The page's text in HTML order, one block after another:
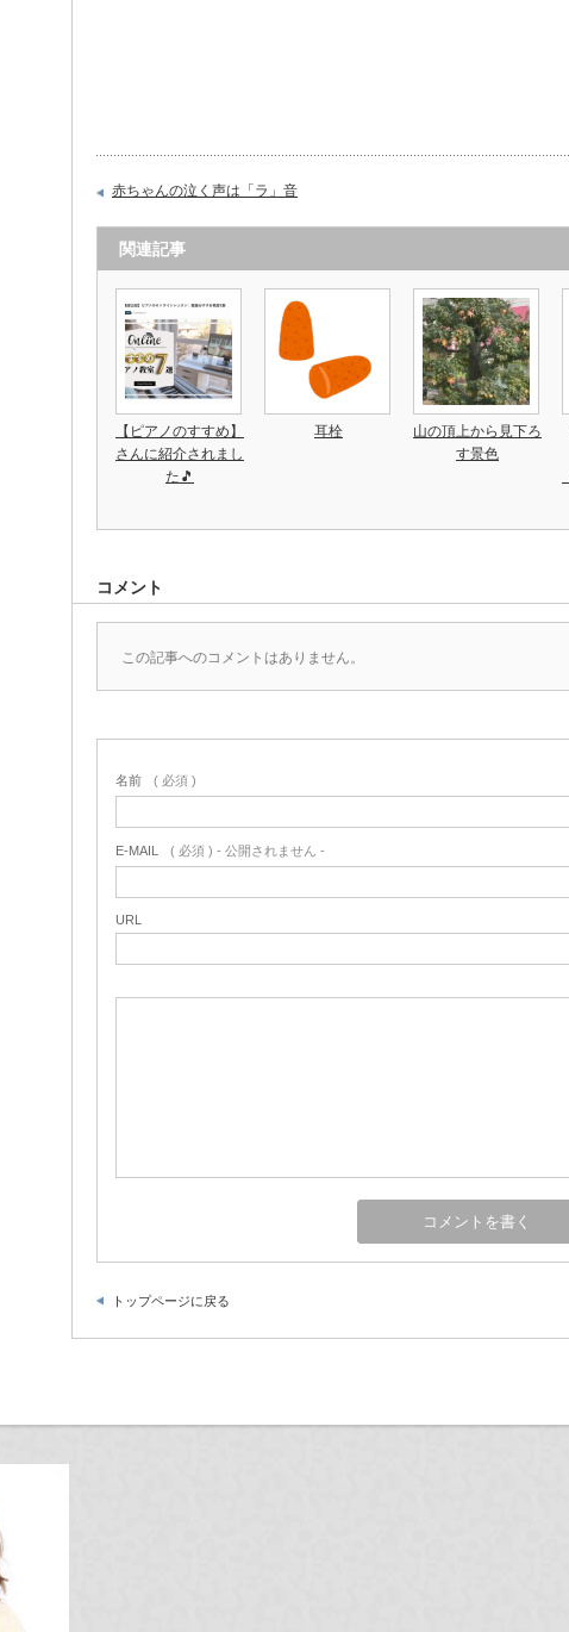
赤ちゃんの泣く声は「ラ」音
関連記事
【ピアノのすすめ】
さんに紹介されまし
た🎵
耳栓
山の頂上から見下ろ
す景色
コメント
この記事へのコメントはありません。
名前 ( 必須 )
E-MAIL ( 必須 ) - 公開されません -
URL
トップページに戻る